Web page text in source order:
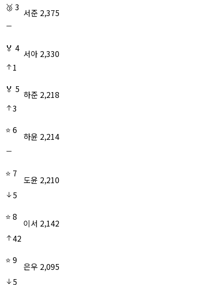
🥉 3 서준 2,375
🏅️ 4
1
서아 2,330
🏅️ 5
3
하준 2,218
⭐ 6
하윤 2,214
⭐ 7
5
도윤 2,210
⭐ 8
42
이서 2,142
⭐ 9
5
은우 2,095